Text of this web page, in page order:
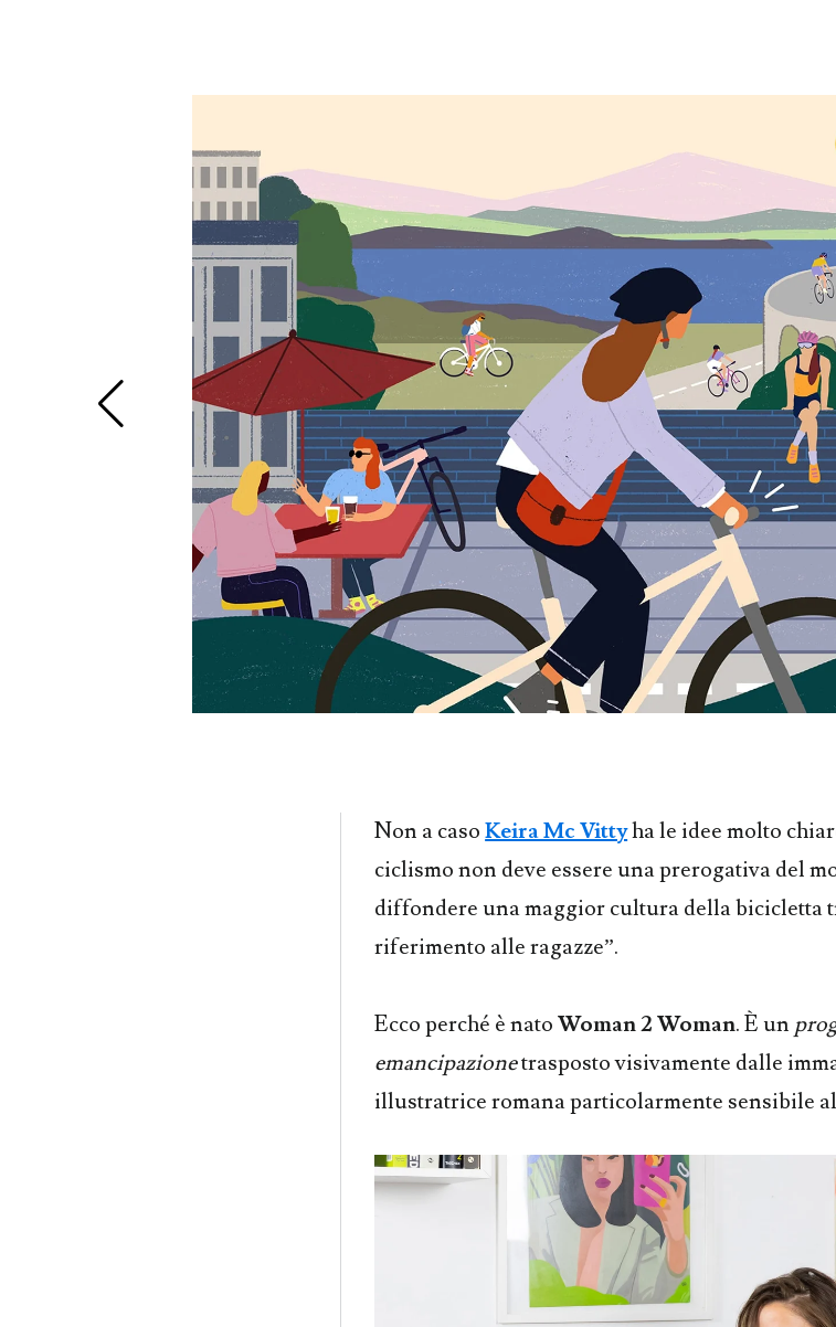
Non a casoKeira Mc Vittyha le idee molto
ciclismo non deve essere una prerogativa del
diffondere una maggior cultura della bicicletta
riferimento alle ragazze”.
Ecco perché è natoWoman 2 Woman. È un
emancipazionetrasposto visivamente dalle
illustratrice romana particolarmente sensibile